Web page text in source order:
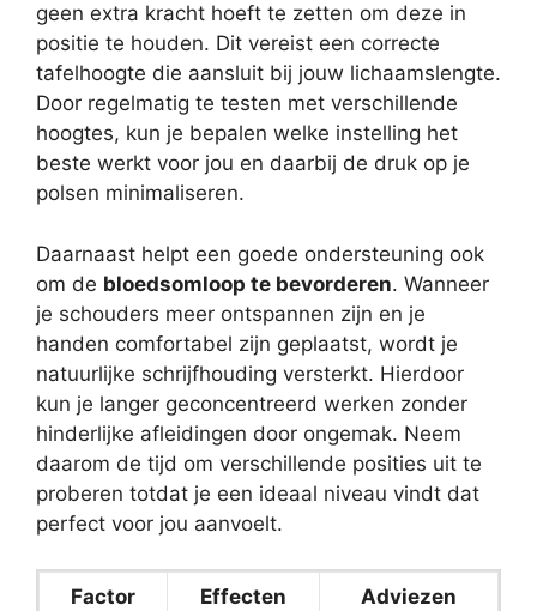
geen extra kracht hoeft te zetten om deze in
positie te houden. Dit vereist een correcte
tafelhoogte die aansluit bij jouw lichaamslengte.
Door regelmatig te testen met verschillende
hoogtes, kun je bepalen welke instelling het
beste werkt voor jou en daarbij de druk op je
polsen minimaliseren.
Daarnaast helpt een goede ondersteuning ook
om de bloedsomloop te bevorderen. Wanneer
je schouders meer ontspannen zijn en je
handen comfortabel zijn geplaatst, wordt je
natuurlijke schrijfhouding versterkt. Hierdoor
kun je langer geconcentreerd werken zonder
hinderlijke afleidingen door ongemak. Neem
daarom de tijd om verschillende posities uit te
proberen totdat je een ideaal niveau vindt dat
perfect voor jou aanvoelt.
Factor Effecten Adviezen